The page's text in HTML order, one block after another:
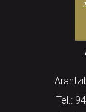
Tel.: